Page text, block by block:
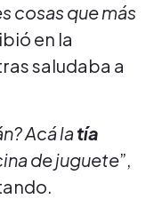
cosas que más
en la
saludaba a
Acá latía
de juguete”,